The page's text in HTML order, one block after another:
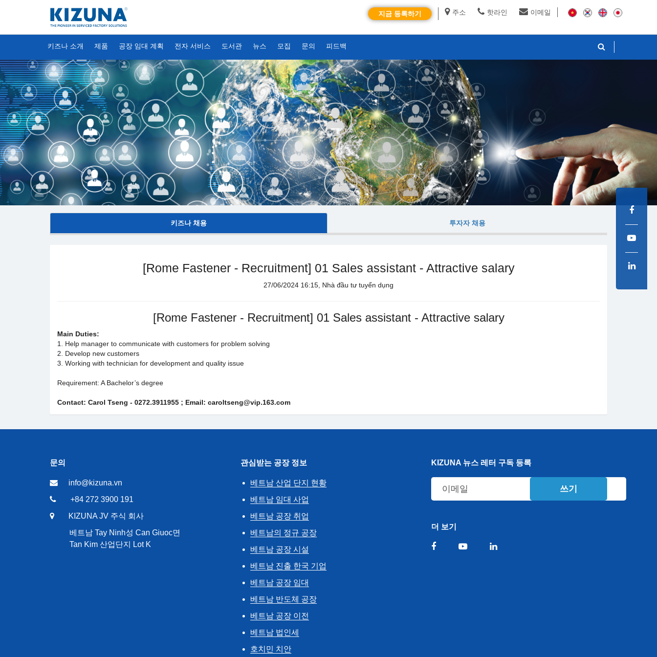
주소 핫라인 이메일
지금 등록하기
키즈나 소개 제품 공장 임대 계획 전자 서비스 도서관 뉴스 모집 문의 피드백
키즈나 채용 투자자 채용
[Rome Fastener - Recruitment] 01 Sales assistant - Attractive salary
27/06/2024 16:15, Nhà đầu tư tuyển dụng
[Rome Fastener - Recruitment] 01 Sales assistant - Attractive salary
Main Duties:
1. Help manager to communicate with customers for problem solving
2. Develop new customers
3. Working with technician for development and quality issue
Requirement: A Bachelor’s degree
Contact: Carol Tseng - 0272.3911955 ; Email: caroltseng@vip.163.com
문의
info@kizuna.vn
+84 272 3900 191
KIZUNA JV 주식 회사
베트남 Tay Ninh성 Can Giuoc면
Tan Kim 산업단지 Lot K
관심받는 공장 정보
베트남 산업 단지 현황
베트남 임대 사업
베트남 공장 취업
베트남의 정규 공장
베트남 공장 시설
베트남 진출 한국 기업
베트남 공장 임대
베트남 반도체 공장
베트남 공장 이전
베트남 법인세
호치민 치안
KIZUNA 뉴스 레터 구독 등록
쓰기
더 보기